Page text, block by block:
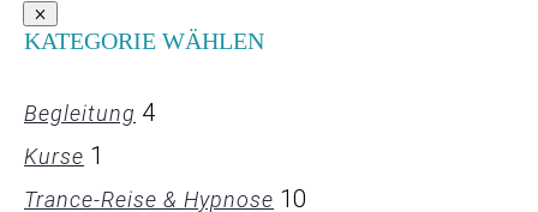
KATEGORIE WÄHLEN
Begleitung 4
Kurse 1
Trance-Reise & Hypnose 10